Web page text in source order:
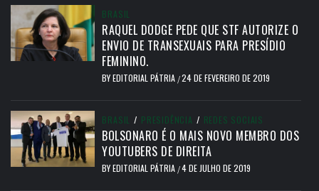
BRASIL
RAQUEL DODGE PEDE QUE STF AUTORIZE O
ENVIO DE TRANSEXUAIS PARA PRESÍDIO
FEMININO.
BYEDITORIAL PÁTRIA /24 DE FEVEREIRO DE 2019
BRASIL / PRESIDÊNCIA / REDES SOCIAIS
BOLSONARO É O MAIS NOVO MEMBRO DOS
YOUTUBERS DE DIREITA
BYEDITORIAL PÁTRIA /4 DE JULHO DE 2019